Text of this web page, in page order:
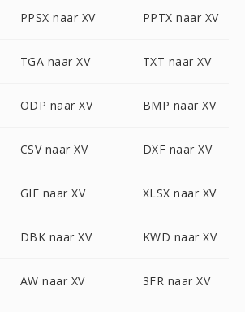
PPSX naar XV PPTX naar XV
TGA naar XV TXT naar XV
ODP naar XV BMP naar XV
CSV naar XV DXF naar XV
GIF naar XV XLSX naar XV
DBK naar XV KWD naar XV
AW naar XV 3FR naar XV